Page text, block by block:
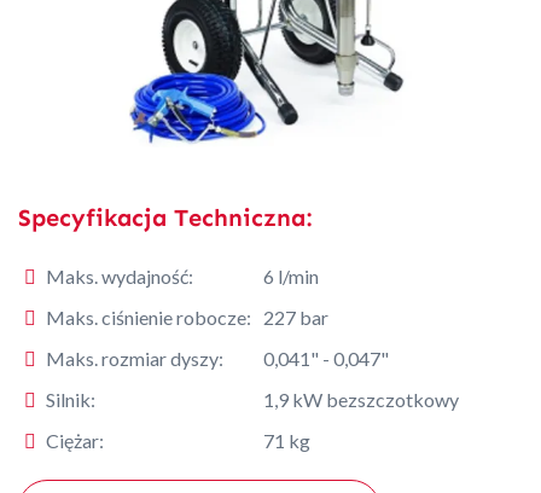
Specyfikacja Techniczna:
Maks. wydajność:
6 l/min
Maks. ciśnienie robocze:
227 bar
Maks. rozmiar dyszy:
0,041" - 0,047"
Silnik:
1,9 kW bezszczotkowy
Ciężar:
71 kg